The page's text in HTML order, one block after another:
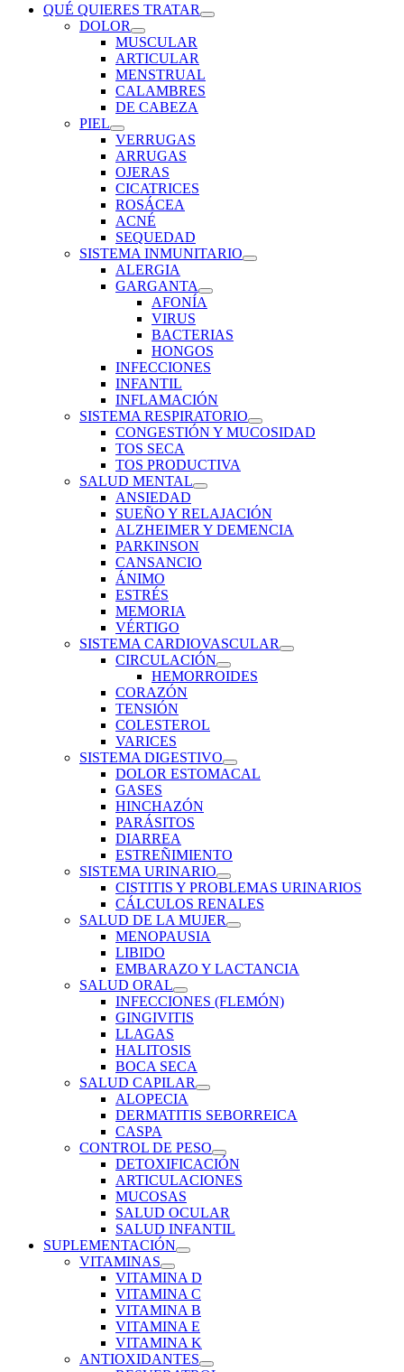
QUÉ QUIERES TRATAR
DOLOR
MUSCULAR
ARTICULAR
MENSTRUAL
CALAMBRES
DE CABEZA
PIEL
VERRUGAS
ARRUGAS
OJERAS
CICATRICES
ROSÁCEA
ACNÉ
SEQUEDAD
SISTEMA INMUNITARIO
ALERGIA
GARGANTA
AFONÍA
VIRUS
BACTERIAS
HONGOS
INFECCIONES
INFANTIL
INFLAMACIÓN
SISTEMA RESPIRATORIO
CONGESTIÓN Y MUCOSIDAD
TOS SECA
TOS PRODUCTIVA
SALUD MENTAL
ANSIEDAD
SUEÑO Y RELAJACIÓN
ALZHEIMER Y DEMENCIA
PARKINSON
CANSANCIO
ÁNIMO
ESTRÉS
MEMORIA
VÉRTIGO
SISTEMA CARDIOVASCULAR
CIRCULACIÓN
HEMORROIDES
CORAZÓN
TENSIÓN
COLESTEROL
VARICES
SISTEMA DIGESTIVO
DOLOR ESTOMACAL
GASES
HINCHAZÓN
PARÁSITOS
DIARREA
ESTREÑIMIENTO
SISTEMA URINARIO
CISTITIS Y PROBLEMAS URINARIOS
CÁLCULOS RENALES
SALUD DE LA MUJER
MENOPAUSIA
LIBIDO
EMBARAZO Y LACTANCIA
SALUD ORAL
INFECCIONES (FLEMÓN)
GINGIVITIS
LLAGAS
HALITOSIS
BOCA SECA
SALUD CAPILAR
ALOPECIA
DERMATITIS SEBORREICA
CASPA
CONTROL DE PESO
DETOXIFICACIÓN
ARTICULACIONES
MUCOSAS
SALUD OCULAR
SALUD INFANTIL
SUPLEMENTACIÓN
VITAMINAS
VITAMINA D
VITAMINA C
VITAMINA B
VITAMINA E
VITAMINA K
ANTIOXIDANTES